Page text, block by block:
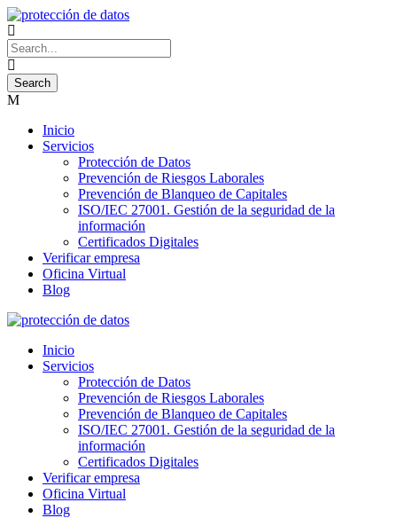
Inicio
Servicios
Protección de Datos
Prevención de Riesgos Laborales
Prevención de Blanqueo de Capitales
ISO/IEC 27001. Gestión de la seguridad de la
información
Certificados Digitales
Verificar empresa
Oficina Virtual
Blog
Inicio
Servicios
Protección de Datos
Prevención de Riesgos Laborales
Prevención de Blanqueo de Capitales
ISO/IEC 27001. Gestión de la seguridad de la
información
Certificados Digitales
Verificar empresa
Oficina Virtual
Blog